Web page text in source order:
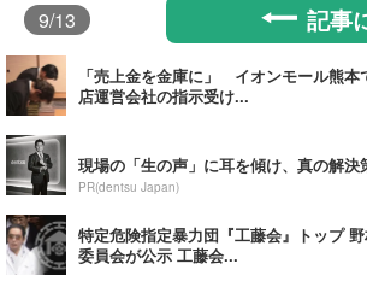
9/13 記事
「売上金を金庫に」 イオンモール熊
店運営会社の指示受け...
現場の「生の声」に耳を傾け、真の解決
PR(dentsu Japan)
特定危険指定暴力団『工藤会』トップ
委員会が公示 工藤会...